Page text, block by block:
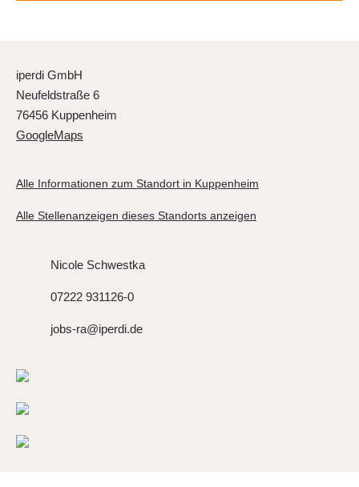
iperdi GmbH
Neufeldstraße 6
76456 Kuppenheim
GoogleMaps
Alle Informationen zum Standort in Kuppenheim
Alle Stellenanzeigen dieses Standorts anzeigen
Nicole Schwestka
07222 931126-0
jobs-ra@iperdi.de